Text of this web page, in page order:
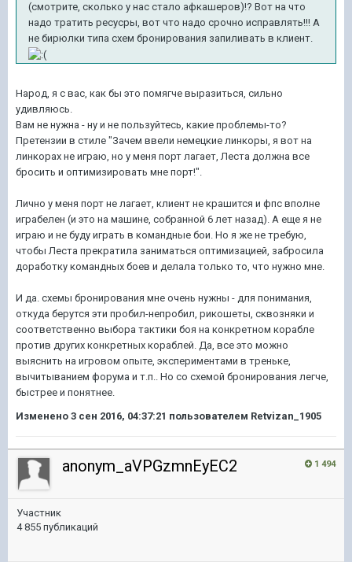
(смотрите, сколько у нас стало афкашеров)!? Вот на что
надо тратить ресусры, вот что надо срочно исправлять!!! А
не бирюлки типа схем бронирования запиливать в клиент.
Народ, я с вас, как бы это помягче выразиться, сильно
удивляюсь.
Вам не нужна - ну и не пользуйтесь, какие проблемы-то?
Претензии в стиле "Зачем ввели немецкие линкоры, я вот на
линкорах не играю, но у меня порт лагает, Леста должна все
бросить и оптимизировать мне порт!".
Лично у меня порт не лагает, клиент не крашится и фпс вполне
играбелен (и это на машине, собранной 6 лет назад). А еще я не
играю и не буду играть в командные бои. Но я же не требую,
чтобы Леста прекратила заниматься оптимизацией, забросила
доработку командных боев и делала только то, что нужно мне.
И да. схемы бронирования мне очень нужны - для понимания,
откуда берутся эти пробил-непробил, рикошеты, сквозняки и
соответственно выбора тактики боя на конкретном корабле
против других конкретных кораблей. Да, все это можно
выяснить на игровом опыте, экспериментами в треньке,
вычитыванием форума и т.п.. Но со схемой бронирования легче,
быстрее и понятнее.
Изменено 3 сен 2016, 04:37:21 пользователем Retvizan_1905
1 494
anonym_aVPGzmnEyEC2
Участник
4 855 публикаций